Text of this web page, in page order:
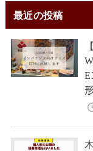
最近の投稿